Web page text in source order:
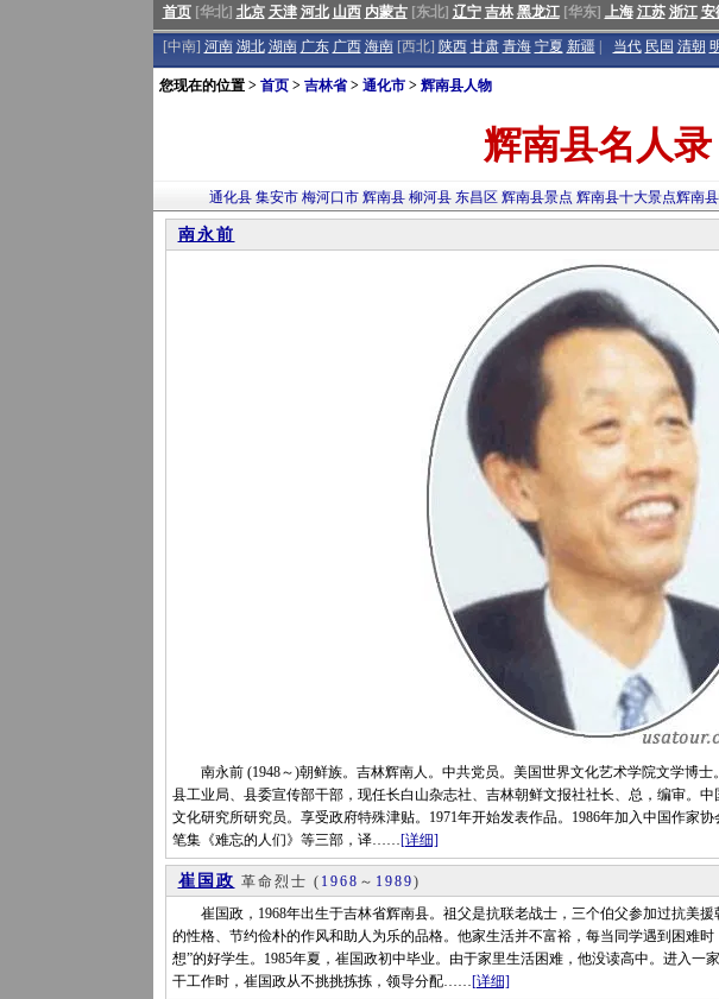
首页[华北] 北京 天津 河北 山西 内蒙古[东北] 辽宁 吉林 黑龙江[华东] 上海 江苏 浙江 安
[中南] 河南 湖北 湖南 广东 广西 海南[西北] 陕西 甘肃 青海 宁夏 新疆 当代 民国 清朝
您现在的位置 > 首页> 吉林省> 通化市> 辉南县人物
辉南县名人录
通化县 集安市 梅河口市 辉南县 柳河县 东昌区 辉南县景点 辉南县十大景点辉南
南永前
南永前 (1948～)朝鲜族。吉林辉南人。中共党员。美国世界文化艺术学院文学博士
县工业局、县委宣传部干部，现任长白山杂志社、吉林朝鲜文报社社长、总，编审。
文化研究所研究员。享受政府特殊津贴。1971年开始发表作品。1986年加入中国作家
笔集《难忘的人们》等三部，译……[详细]
崔国政 革命烈士 ( 1968 ～ 1989)
崔国政，1968年出生于吉林省辉南县。祖父是抗联老战士，三个伯父参加过抗美援
的性格、节约俭朴的作风和助人为乐的品格。他家生活并不富裕，每当同学遇到困难
想”的好学生。1985年夏，崔国政初中毕业。由于家里生活困难，他没读高中。进入一
干工作时，崔国政从不挑挑拣拣，领导分配……[详细]